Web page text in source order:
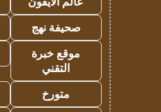
صحيفة نهج
موقع خبرة
التقني
متورخ